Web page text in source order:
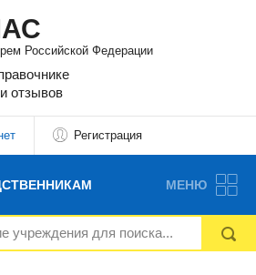
Российской Федерации
и отзывов
Регистрация
АДВОКАТЫ
МЕНЮ